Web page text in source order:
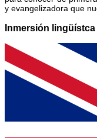
y evangelizadora que
Inmersión lingüístca